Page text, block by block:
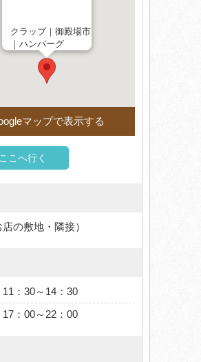
クラップ｜御殿場市
｜ハンバーグ
マップで表示する
ここへ行く
の敷地・隣接）
：30～14：30
：00～22：00